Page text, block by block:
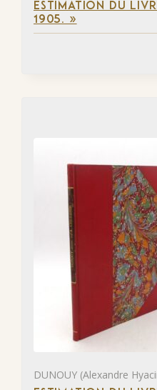
ESTIMATION DU
1905. »
DUNOUY (Alexandre